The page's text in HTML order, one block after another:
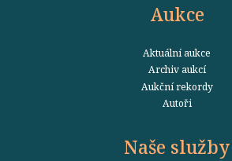
Aukce
Aktuální aukce
Archiv aukcí
Aukční rekordy
Autoři
Naše služby